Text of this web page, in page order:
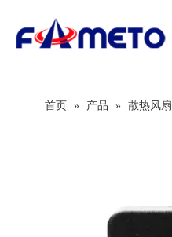
首页 » 产品 » 散热风扇